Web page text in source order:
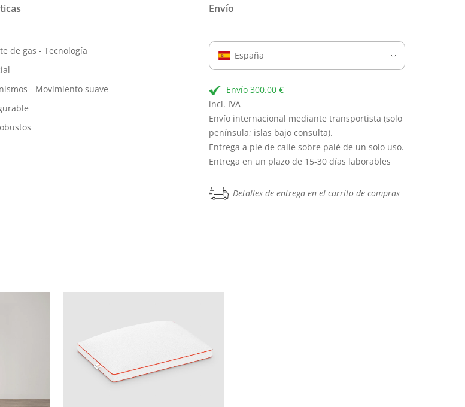
de gas - Tecnología
- Movimiento suave
Envío
España
Envío 300.00 €
incl. IVA
Envío internacional mediante transportista (solo
península; islas bajo consulta).
Entrega a pie de calle sobre palé de un solo uso.
Entrega en un plazo de 15-30 días laborables
Detalles de entrega en el carrito de compras